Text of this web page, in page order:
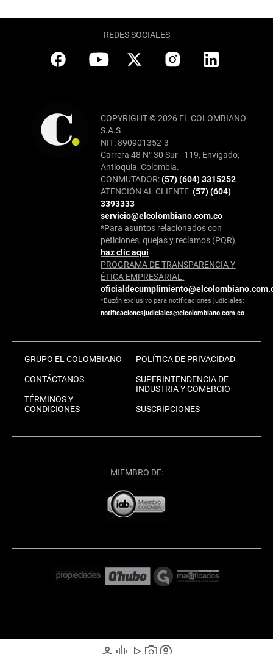
REDES SOCIALES
COPYRIGHT © 2026 EL COLOMBIANO
S.A.S
NIT: 890901352-3
Carrera 48 N° 30 Sur - 119, Envigado,
Antioquia, Colombia.
CONMUTADOR:(57) (604) 3315252
ATENCIÓN AL CLIENTE:(57) (604)
3393333
servicio@elcolombiano.com.co
*Para asuntos relacionados con
peticiones, quejas y reclamos (PQR),
haz clic aquí
PROGRAMA DE TRANSPARENCIA Y
ÉTICA EMPRESARIAL:
*Buzón exclusivo para notificaciones judiciales:
notificacionesjudiciales@elcolombiano.com.co
GRUPO EL COLOMBIANO
CONTÁCTANOS
TÉRMINOS Y
CONDICIONES
POLÍTICA DE PRIVACIDAD
SUPERINTENDENCIA DE
INDUSTRIA Y COMERCIO
SUSCRIPCIONES
MIEMBRO DE: